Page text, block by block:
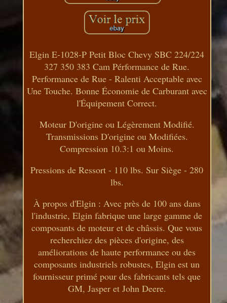
Elgin E-1028-P Petit Bloc Chevy SBC 224/224
327 350 383 Cam Pérformance de Rue.
Performance de Rue - Ralenti Acceptable avec
Une Touche. Bonne Économie de Carburant avec
l'Équipement Correct.
Moteur D'origine ou Légèrement Modifié.
Transmissions D'origine ou Modifiées.
Compression 10.3:1 ou Moins.
Pressions de Ressort - 110 lbs. Sur Siège - 280
lbs.
À propos d'Elgin : Avec près de 100 ans dans
l'industrie, Elgin fabrique une large gamme de
composants de moteur et de châssis. Que vous
recherchiez des pièces d'origine, des
améliorations de haute performance ou des
composants industriels robustes, Elgin est un
fournisseur primé pour des fabricants tels que
GM, Jasper et John Deere.